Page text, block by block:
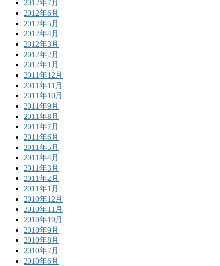
2012年7月
2012年6月
2012年5月
2012年4月
2012年3月
2012年2月
2012年1月
2011年12月
2011年11月
2011年10月
2011年9月
2011年8月
2011年7月
2011年6月
2011年5月
2011年4月
2011年3月
2011年2月
2011年1月
2010年12月
2010年11月
2010年10月
2010年9月
2010年8月
2010年7月
2010年6月